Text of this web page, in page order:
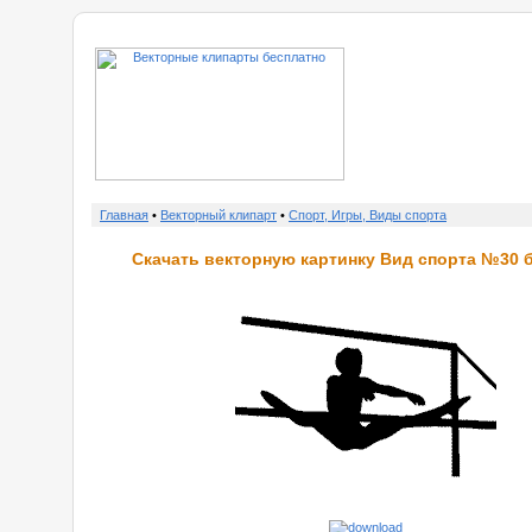
Главная • Векторный клипарт • Спорт, Игры, Виды спорта
Скачать векторную картинку Вид спорта №30